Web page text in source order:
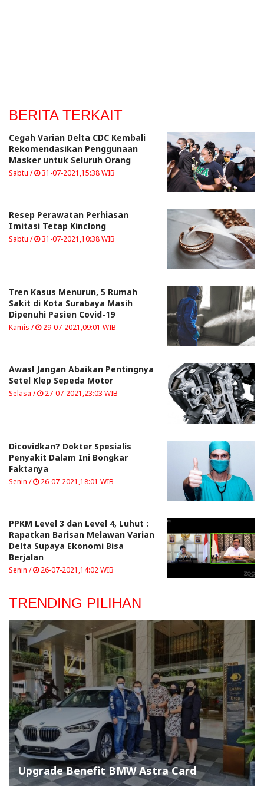
BERITA TERKAIT
Cegah Varian Delta CDC Kembali
Rekomendasikan Penggunaan
Masker untuk Seluruh Orang
Sabtu / 31-07-2021,15:38 WIB
Resep Perawatan Perhiasan
Imitasi Tetap Kinclong
Sabtu / 31-07-2021,10:38 WIB
Tren Kasus Menurun, 5 Rumah
Sakit di Kota Surabaya Masih
Dipenuhi Pasien Covid-19
Kamis / 29-07-2021,09:01 WIB
Awas! Jangan Abaikan Pentingnya
Setel Klep Sepeda Motor
Selasa / 27-07-2021,23:03 WIB
Dicovidkan? Dokter Spesialis
Penyakit Dalam Ini Bongkar
Faktanya
Senin / 26-07-2021,18:01 WIB
PPKM Level 3 dan Level 4, Luhut :
Rapatkan Barisan Melawan Varian
Delta Supaya Ekonomi Bisa
Berjalan
Senin / 26-07-2021,14:02 WIB
TRENDING PILIHAN
Upgrade Benefit BMW Astra Card